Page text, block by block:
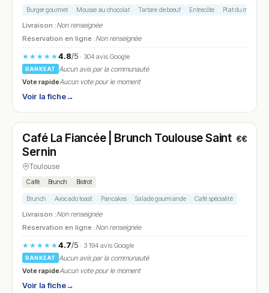
Burger gourmet Mousse au chocolat Tartare de bœuf Entrecôte Plat du marché
Livraison :Non renseignée
Réservation en ligne :Non renseignée
★★★★★4.8/5· 304 avis Google
RANKEAT
Aucun avis par la communauté
Vote rapideAucun vote pour le moment
Voir la fiche→
N° 18
Café La Fiancée | Brunch Toulouse Saint
Sernin
€€
Toulouse
Café Brunch Bistrot
Brunch Avocado toast Pancakes Salade gourmande Café spécialité
Livraison :Non renseignée
Réservation en ligne :Non renseignée
★★★★★4.7/5· 3 194 avis Google
RANKEAT
Aucun avis par la communauté
Vote rapideAucun vote pour le moment
Voir la fiche→